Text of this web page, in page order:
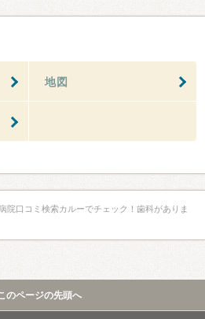
地図
院口コミ検索カルーでチェック！歯科がありま
のページの先頭へ